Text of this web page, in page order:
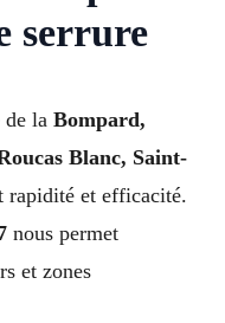
serrure
de la Bompard,
Blanc, Saint-
rapidité et efficacité.
nous permet
et zones